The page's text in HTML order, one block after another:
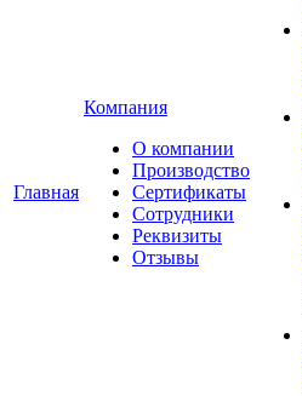
Главная
Компания
О компании
Производство
Сертификаты
Сотрудники
Реквизиты
Отзывы